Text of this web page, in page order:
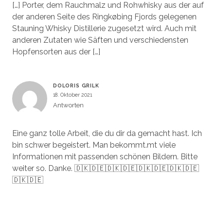
[…] Porter, dem Rauchmalz und Rohwhisky aus der auf
der anderen Seite des Ringkøbing Fjords gelegenen
Stauning Whisky Distillerie zugesetzt wird. Auch mit
anderen Zutaten wie Säften und verschiedensten
Hopfensorten aus der […]
DOLORIS GRILK
18. Oktober 2021
Antworten
Eine ganz tolle Arbeit, die du dir da gemacht hast. Ich
bin schwer begeistert. Man bekommt.mt viele
Informationen mit passenden schönen Bildern. Bitte
weiter so. Danke. 🇩🇰🇩🇪🇩🇰🇩🇪🇩🇰🇩🇪🇩🇰🇩🇪
🇩🇰🇩🇪